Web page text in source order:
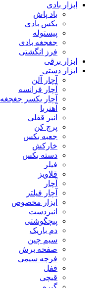
ابزار بادی
باد پاش
بکس بادی
پیستوله
جغجغه بادی
فرز انگشتی
ابزار برقی
ابزار دستی
آچار آلن
آچار فرانسه
آچار یکسر جغجغه
آهنربا
انبر قفلی
پرچ کن
جعبه بکس
خارکش
دسته بکس
فیلر
قلاویز
آچار
آچار فیلتر
ابزار مخصوص
انبردست
پیچگوشتی
دم باریک
سیم چین
صفحه برش
فرچه سیمی
ففل
قیچی